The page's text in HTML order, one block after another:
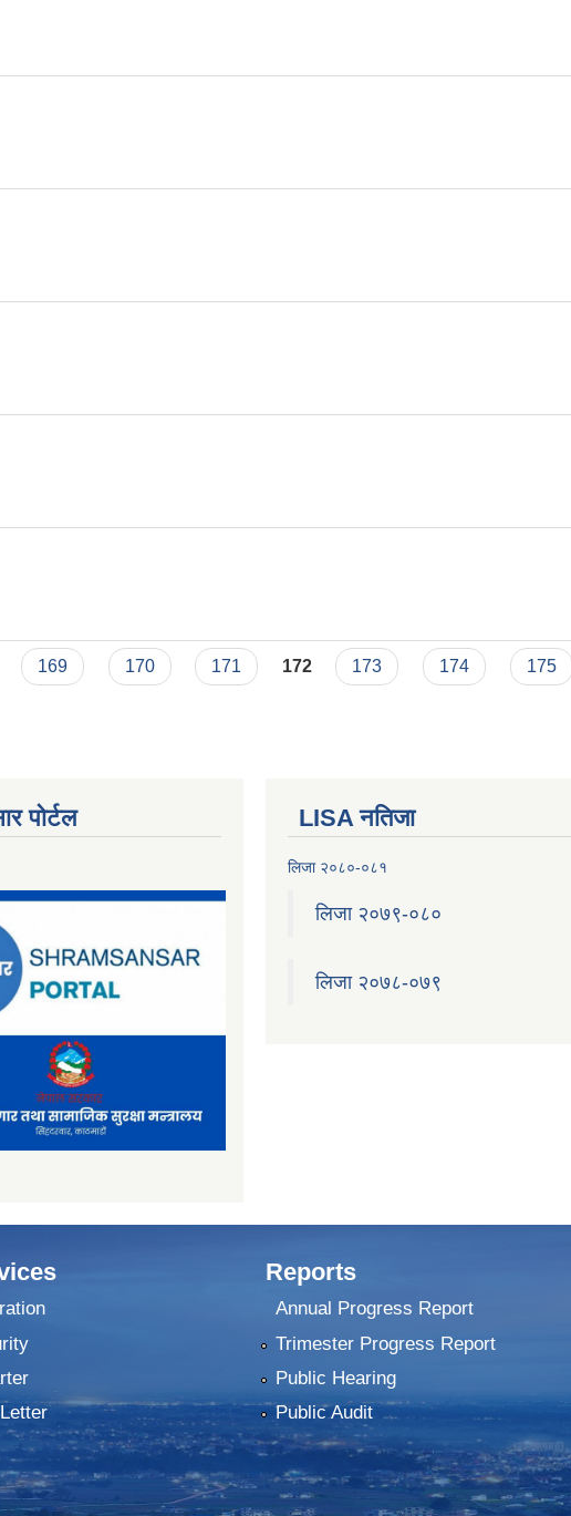
169 170 171 172 173 174 175
पोर्टल LISA नतिजा
लिजा २०८०-०८१
लिजा २०७९-०८०
लिजा २०७८-०७९
Reports
Annual Progress Report
Trimester Progress Report
Public Hearing
Public Audit